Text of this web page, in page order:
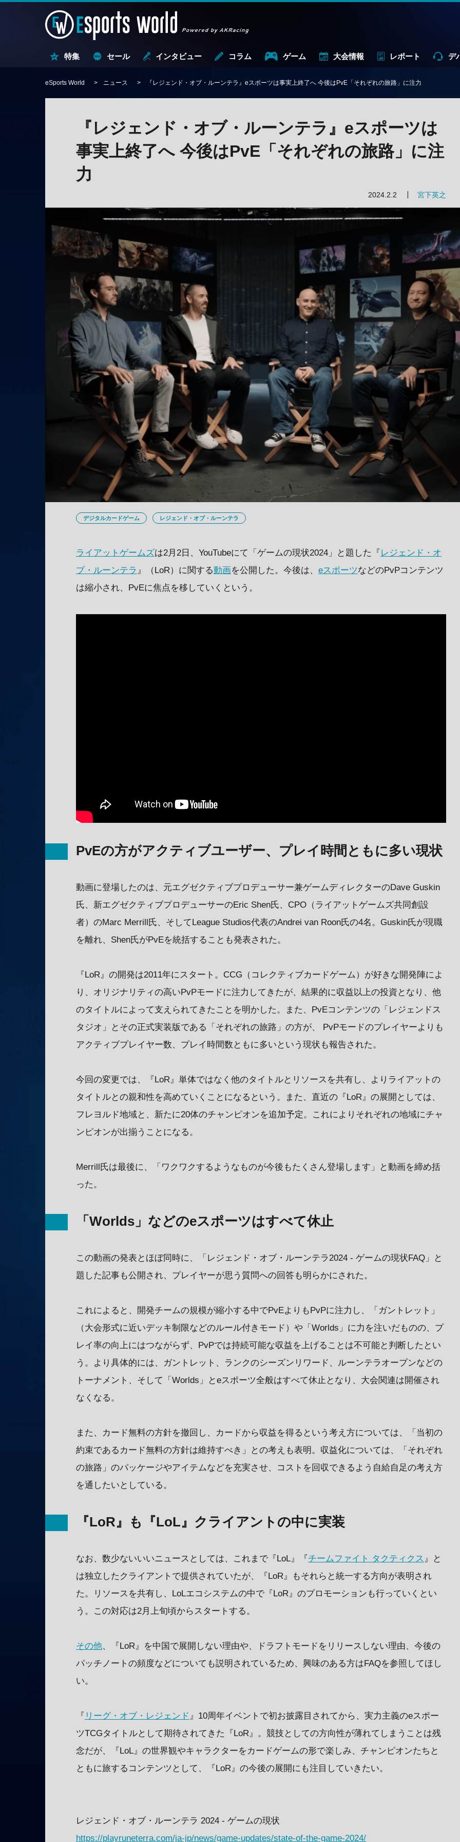
特集 セール インタビュー コラム ゲーム 大会情報 レポート デ
eSports World ニュース 『レジェンド・オブ・ルーンテラ』eスポーツは事実上終了へ 今後はPvE「それぞれの旅路」に注力
『レジェンド・オブ・ルーンテラ』eスポーツは
事実上終了へ 今後はPvE「それぞれの旅路」に注
力
2024.2.2 宮下英之
デジタルカードゲーム レジェンド・オブ・ルーンテラ
ライアットゲームズは2月2日、YouTubeにて「ゲームの現状2024」と題した『 レジェンド・オ
ブ・ルーンテラ 』（LoR）に関する動画を公開した。今後は、 eスポーツなどのPvPコンテンツ
は縮小され、PvEに焦点を移していくという。
PvEの方がアクティブユーザー、プレイ時間ともに多い現状
動画に登場したのは、元エグゼクティブプロデューサー兼ゲームディレクターのDave Guskin
氏、新エグゼクティブプロデューサーのEric Shen氏、CPO（ライアットゲームズ共同創設
者）のMarc Merrill氏、そしてLeague Studios代表のAndrei van Roon氏の4名。Guskin氏が現職
を離れ、Shen氏がPvEを統括することも発表された。
『LoR』の開発は2011年にスタート。CCG（コレクティブカードゲーム）が好きな開発陣によ
り、オリジナリティの高いPvPモードに注力してきたが、結果的に収益以上の投資となり、他
のタイトルによって支えられてきたことを明かした。また、PvEコンテンツの「レジェンドス
タジオ」とその正式実装版である「それぞれの旅路」の方が、 PvPモードのプレイヤーよりも
アクティブプレイヤー数、プレイ時間数ともに多いという現状も報告された。
今回の変更では、『LoR』単体ではなく他のタイトルとリソースを共有し、よりライアットの
タイトルとの親和性を高めていくことになるという。また、直近の『LoR』の展開としては、
フレヨルド地域と、新たに20体のチャンピオンを追加予定。これによりそれぞれの地域にチャ
ンピオンが出揃うことになる。
Merrill氏は最後に、「ワクワクするようなものが今後もたくさん登場します」と動画を締め括
った。
「Worlds」などのeスポーツはすべて休止
この動画の発表とほぼ同時に、「レジェンド・オブ・ルーンテラ2024 - ゲームの現状FAQ」と
題した記事も公開され、プレイヤーが思う質問への回答も明らかにされた。
これによると、開発チームの規模が縮小する中でPvEよりもPvPに注力し、「ガントレット」
（大会形式に近いデッキ制限などのルール付きモード）や「Worlds」に力を注いだものの、プ
レイ率の向上にはつながらず、PvPでは持続可能な収益を上げることは不可能と判断したとい
う。より具体的には、ガントレット、ランクのシーズンリワード、ルーンテラオープンなどの
トーナメント、そして「Worlds」とeスポーツ全般はすべて休止となり、大会関連は開催され
なくなる。
また、カード無料の方針を撤回し、カードから収益を得るという考え方については、「当初の
約束であるカード無料の方針は維持すべき」との考えも表明。収益化については、「それぞれ
の旅路」のパッケージやアイテムなどを充実させ、コストを回収できるよう自給自足の考え方
を通したいとしている。
『LoR』も『LoL』クライアントの中に実装
なお、数少ないいいニュースとしては、これまで『LoL』『チームファイト タクティクス 』と
は独立したクライアントで提供されていたが、『LoR』もそれらと統一する方向が表明され
た。リソースを共有し、LoLエコシステムの中で『LoR』のプロモーションも行っていくとい
う。この対応は2月上旬頃からスタートする。
その他、『LoR』を中国で展開しない理由や、ドラフトモードをリリースしない理由、今後の
パッチノートの頻度などについても説明されているため、興味のある方はFAQを参照してほし
い。
『 リーグ・オブ・レジェンド 』10周年イベントで初お披露目されてから、実力主義のeスポー
ツTCGタイトルとして期待されてきた『LoR』。競技としての方向性が薄れてしまうことは残
念だが、『LoL』の世界観やキャラクターをカードゲームの形で楽しみ、チャンピオンたちと
ともに旅するコンテンツとして、『LoR』の今後の展開にも注目していきたい。
レジェンド・オブ・ルーンテラ 2024 - ゲームの現状
https://playruneterra.com/ja-jp/news/game-updates/state-of-the-game-2024/